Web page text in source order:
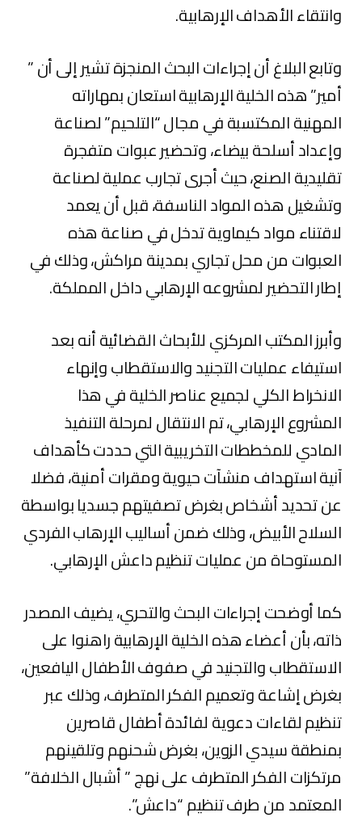
وانتقاء الأهداف الإرهابية.
وتابع البلاغ أن إجراءات البحث المنجزة تشير إلى أن ”
أمير” هذه الخلية الإرهابية استعان بمهاراته
المهنية المكتسبة في مجال “التلحيم” لصناعة
وإعداد أسلحة بيضاء، وتحضير عبوات متفجرة
تقليدية الصنع، حيث أجرى تجارب عملية لصناعة
وتشغيل هذه المواد الناسفة، قبل أن يعمد
لاقتناء مواد كيماوية تدخل في صناعة هذه
العبوات من محل تجاري بمدينة مراكش، وذلك في
إطار التحضير لمشروعه الإرهابي داخل المملكة.
وأبرز المكتب المركزي للأبحاث القضائية أنه بعد
استيفاء عمليات التجنيد والاستقطاب وإنهاء
الانخراط الكلي لجميع عناصر الخلية في هذا
المشروع الإرهابي، تم الانتقال لمرحلة التنفيذ
المادي للمخططات التخريبية التي حددت كأهداف
آنية استهداف منشآت حيوية ومقرات أمنية، فضلا
عن تحديد أشخاص بغرض تصفيتهم جسديا بواسطة
السلاح الأبيض، وذلك ضمن أساليب الإرهاب الفردي
المستوحاة من عمليات تنظيم داعش الإرهابي.
كما أوضحت إجراءات البحث والتحري، يضيف المصدر
ذاته، بأن أعضاء هذه الخلية الإرهابية راهنوا على
الاستقطاب والتجنيد في صفوف الأطفال اليافعين،
بغرض إشاعة وتعميم الفكر المتطرف، وذلك عبر
تنظيم لقاءات دعوية لفائدة أطفال قاصرين
بمنطقة سيدي الزوين، بغرض شحنهم وتلقينهم
مرتكزات الفكر المتطرف على نهج ” أشبال الخلافة”
المعتمد من طرف تنظيم “داعش”.